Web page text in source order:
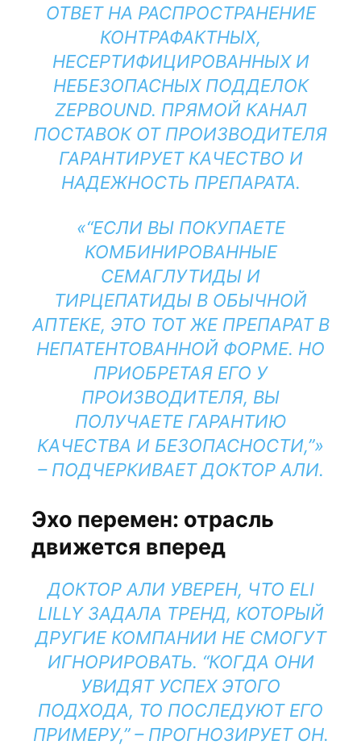
ОТВЕТ НА РАСПРОСТРАНЕНИЕ
КОНТРАФАКТНЫХ,
НЕСЕРТИФИЦИРОВАННЫХ И
НЕБЕЗОПАСНЫХ ПОДДЕЛОК
ZEPBOUND. ПРЯМОЙ КАНАЛ
ПОСТАВОК ОТ ПРОИЗВОДИТЕЛЯ
ГАРАНТИРУЕТ КАЧЕСТВО И
НАДЕЖНОСТЬ ПРЕПАРАТА.
“ЕСЛИ ВЫ ПОКУПАЕТЕ
КОМБИНИРОВАННЫЕ
СЕМАГЛУТИДЫ И
ТИРЦЕПАТИДЫ В ОБЫЧНОЙ
АПТЕКЕ, ЭТО ТОТ ЖЕ ПРЕПАРАТ В
НЕПАТЕНТОВАННОЙ ФОРМЕ. НО
ПРИОБРЕТАЯ ЕГО У
ПРОИЗВОДИТЕЛЯ, ВЫ
ПОЛУЧАЕТЕ ГАРАНТИЮ
КАЧЕСТВА И БЕЗОПАСНОСТИ,”
– ПОДЧЕРКИВАЕТ ДОКТОР АЛИ.
Эхо перемен: отрасль
движется вперед
ДОКТОР АЛИ УВЕРЕН, ЧТО ELI
LILLY ЗАДАЛА ТРЕНД, КОТОРЫЙ
ДРУГИЕ КОМПАНИИ НЕ СМОГУТ
ИГНОРИРОВАТЬ. “КОГДА ОНИ
УВИДЯТ УСПЕХ ЭТОГО
ПОДХОДА, ТО ПОСЛЕДУЮТ ЕГО
ПРИМЕРУ,” – ПРОГНОЗИРУЕТ ОН.